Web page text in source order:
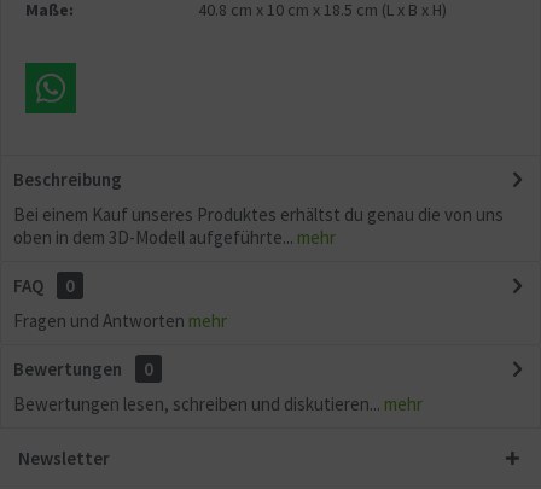
Maße:
40.8 cm x 10 cm x 18.5 cm (L x B x H)
Beschreibung
Bei einem Kauf unseres Produktes erhältst du genau die von uns
oben in dem 3D-Modell aufgeführte... mehr
FAQ
0
Fragen und Antworten mehr
Bewertungen
0
Bewertungen lesen, schreiben und diskutieren... mehr
Newsletter